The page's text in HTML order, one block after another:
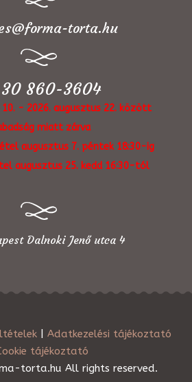
torta.hu
860-3604
10. - 2026. augusztus 22. között
miatt zárva
augusztus 7. péntek 18:30-ig
augusztus 25. kedd 16:30-tól
Dalnoki Jenő utca 4
| Adatkezelési tájékoztató
tájékoztató
torta.hu All rights reserved.